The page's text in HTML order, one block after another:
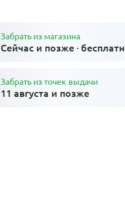
Забрать из магазина
Сейчас и позже ·
Забрать из точек выдачи
11 августа и позже